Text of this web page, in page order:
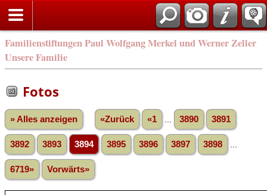
Familienstiftungen Paul Wolfgang Merkel und Werner Zeller
Unsere Familie
Fotos
» Alles anzeigen «Zurück «1 3890 3891
3892 3893 3894 3895 3896 3897 3898
6719» Vorwärts»